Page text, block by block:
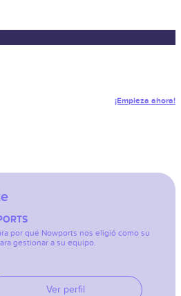
¡Empieza ahora!
por qué Nowports nos eligió como su
gestionar a su equipo.
Ver perfil